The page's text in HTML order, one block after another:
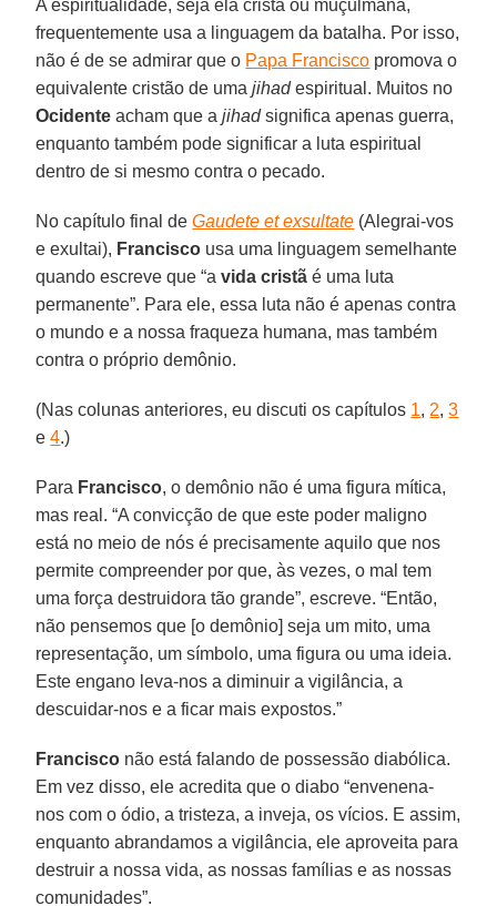
A espiritualidade, seja ela cristã ou muçulmana,
frequentemente usa a linguagem da batalha. Por isso,
não é de se admirar que o Papa Francisco promova o
equivalente cristão de umajihadespiritual. Muitos no
Ocidente acham que ajihadsignifica apenas guerra,
enquanto também pode significar a luta espiritual
dentro de si mesmo contra o pecado.
No capítulo final deGaudete et exsultate (Alegrai-vos
e exultai), Francisco usa uma linguagem semelhante
quando escreve que “avida cristã é uma luta
permanente”. Para ele, essa luta não é apenas contra
o mundo e a nossa fraqueza humana, mas também
contra o próprio demônio.
(Nas colunas anteriores, eu discuti os capítulos 1, 2,3
e4.)
Para Francisco, o demônio não é uma figura mítica,
mas real. “A convicção de que este poder maligno
está no meio de nós é precisamente aquilo que nos
permite compreender por que, às vezes, o mal tem
uma força destruidora tão grande”, escreve. “Então,
não pensemos que [o demônio] seja um mito, uma
representação, um símbolo, uma figura ou uma ideia.
Este engano leva-nos a diminuir a vigilância, a
descuidar-nos e a ficar mais expostos.”
Francisco não está falando de possessão diabólica.
Em vez disso, ele acredita que o diabo “envenena-
nos com o ódio, a tristeza, a inveja, os vícios. E assim,
enquanto abrandamos a vigilância, ele aproveita para
destruir a nossa vida, as nossas famílias e as nossas
comunidades”.